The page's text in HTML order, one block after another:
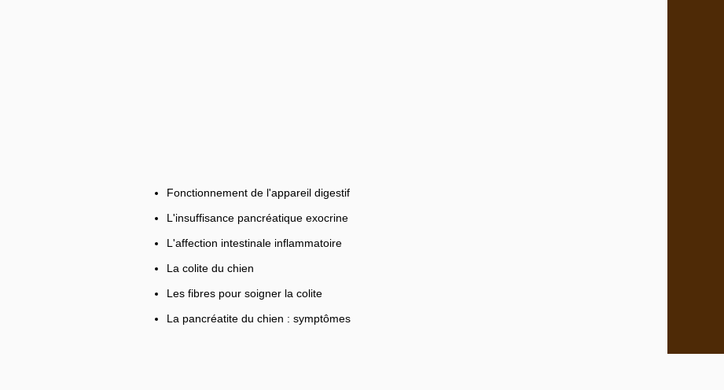
Fonctionnement de l'appareil digestif
L'insuffisance pancréatique exocrine
L'affection intestinale inflammatoire
La colite du chien
Les fibres pour soigner la colite
La pancréatite du chien : symptômes